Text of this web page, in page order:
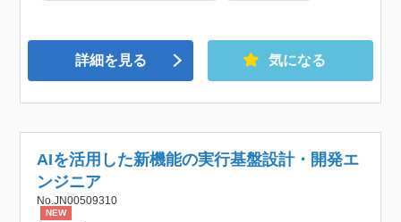
詳細を見る 気になる
AIを活用した新機能の実行基盤設計・開発エ
ンジニア
No.JN00509310
NEW